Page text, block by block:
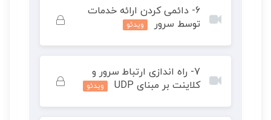
به محتوای دوره آن را خریداری کنید.
6- دائمی کردن ارائه خدمات
توسط سرور
ویدئو
به محتوای دوره آن را خریداری کنید.
7- راه اندازی ارتباط سرور و
کلاینت بر مبنای UDP
ویدئو